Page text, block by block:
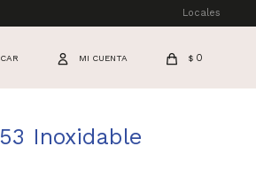
$ 0
Locales
Inoxidable